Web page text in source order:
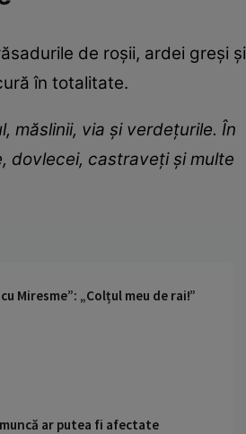
de roșii, ardei greși și
în totalitate.
măslinii, via și verdețurile. În
dovlecei, castraveți și multe
Miresme”: „Colțul meu de rai!”
ar putea fi afectate